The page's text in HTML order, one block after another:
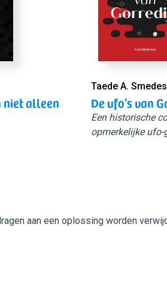
niet alleen
Taede A. Smedes
De ufo’s van
Een historische
opmerkelijke
aan een oplossing worden